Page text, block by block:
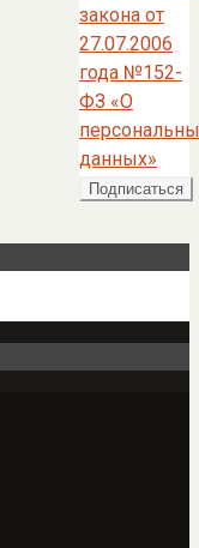
закона от
27.07.2006
года №152-
ФЗ «О
данных»